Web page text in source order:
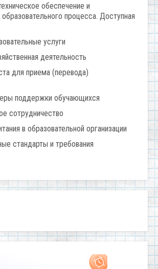
обеспечение и
процесса. Доступная
услуги
деятельность
для приема (перевода)
поддержки обучающихся
сотрудничество
в образовательной организации
стандарты и требования